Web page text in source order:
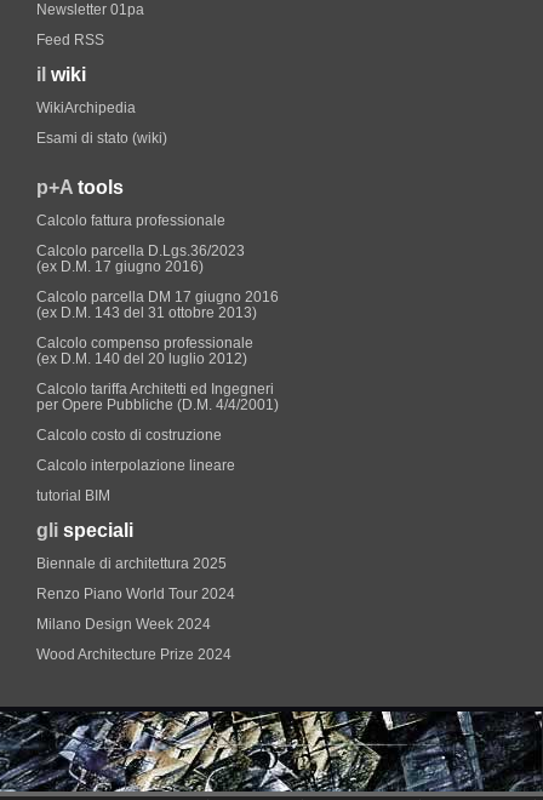
Newsletter 01pa
Feed RSS
il wiki
WikiArchipedia
Esami di stato (wiki)
p+A tools
Calcolo fattura professionale
Calcolo parcella D.Lgs.36/2023
(ex D.M. 17 giugno 2016)
Calcolo parcella DM 17 giugno 2016
(ex D.M. 143 del 31 ottobre 2013)
Calcolo compenso professionale
(ex D.M. 140 del 20 luglio 2012)
Calcolo tariffa Architetti ed Ingegneri
per Opere Pubbliche (D.M. 4/4/2001)
Calcolo costo di costruzione
Calcolo interpolazione lineare
tutorial BIM
gli speciali
Biennale di architettura 2025
Renzo Piano World Tour 2024
Milano Design Week 2024
Wood Architecture Prize 2024